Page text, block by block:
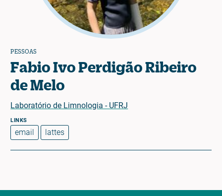
PESSOAS
Fabio Ivo Perdigão Ribeiro
de Melo
Laboratório de Limnologia - UFRJ
email lattes